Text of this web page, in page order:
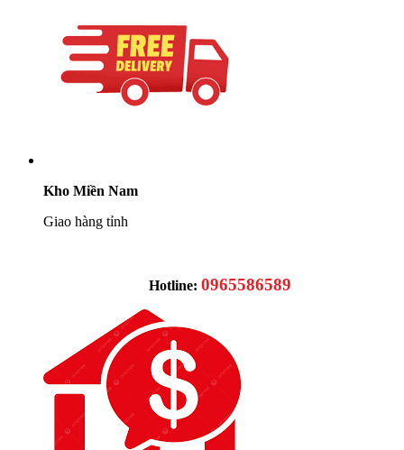
Kho Miền Nam
Giao hàng tỉnh
Hotline: 0965586589